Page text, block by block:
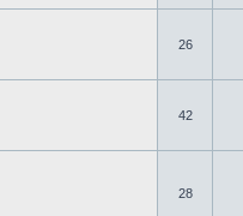
26
42
28